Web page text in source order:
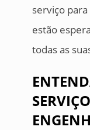
serviço
estão
todas as